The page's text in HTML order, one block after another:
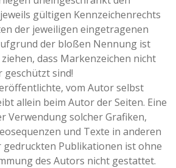
gültigen Kennzeichenrechts
der jeweiligen eingetragenen
der bloßen Nennung ist
dass Markenzeichen nicht
geschützt sind!
vom Autor selbst
allein beim Autor der Seiten. Eine
Verwendung solcher Grafiken,
und Texte in anderen
Publikationen ist ohne
des Autors nicht gestattet.